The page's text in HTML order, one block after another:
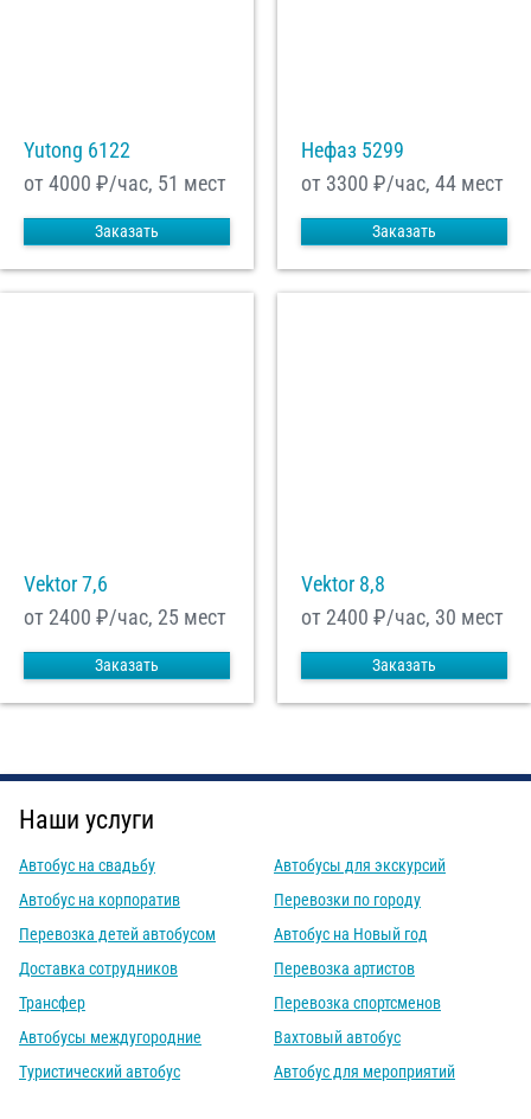
Yutong 6122
от 4000 ₽/час, 51 мест
Заказать
Нефаз 5299
от 3300 ₽/час, 44 мест
Заказать
Vektor 7,6
от 2400 ₽/час, 25 мест
Заказать
Vektor 8,8
от 2400 ₽/час, 30 мест
Заказать
Наши услуги
Автобус на свадьбу
Автобус на корпоратив
Перевозка детей автобусом
Доставка сотрудников
Трансфер
Автобусы междугородние
Туристический автобус
Автобусы для экскурсий
Перевозки по городу
Автобус на Новый год
Перевозка артистов
Перевозка спортсменов
Вахтовый автобус
Автобус для мероприятий